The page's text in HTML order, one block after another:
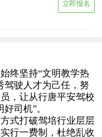
立即报名
终坚持“文明教学热
驾驶人才为己任，努
，让从行唐平安驾校
司机”。
式打破驾培行业层层
行一费制，杜绝乱收